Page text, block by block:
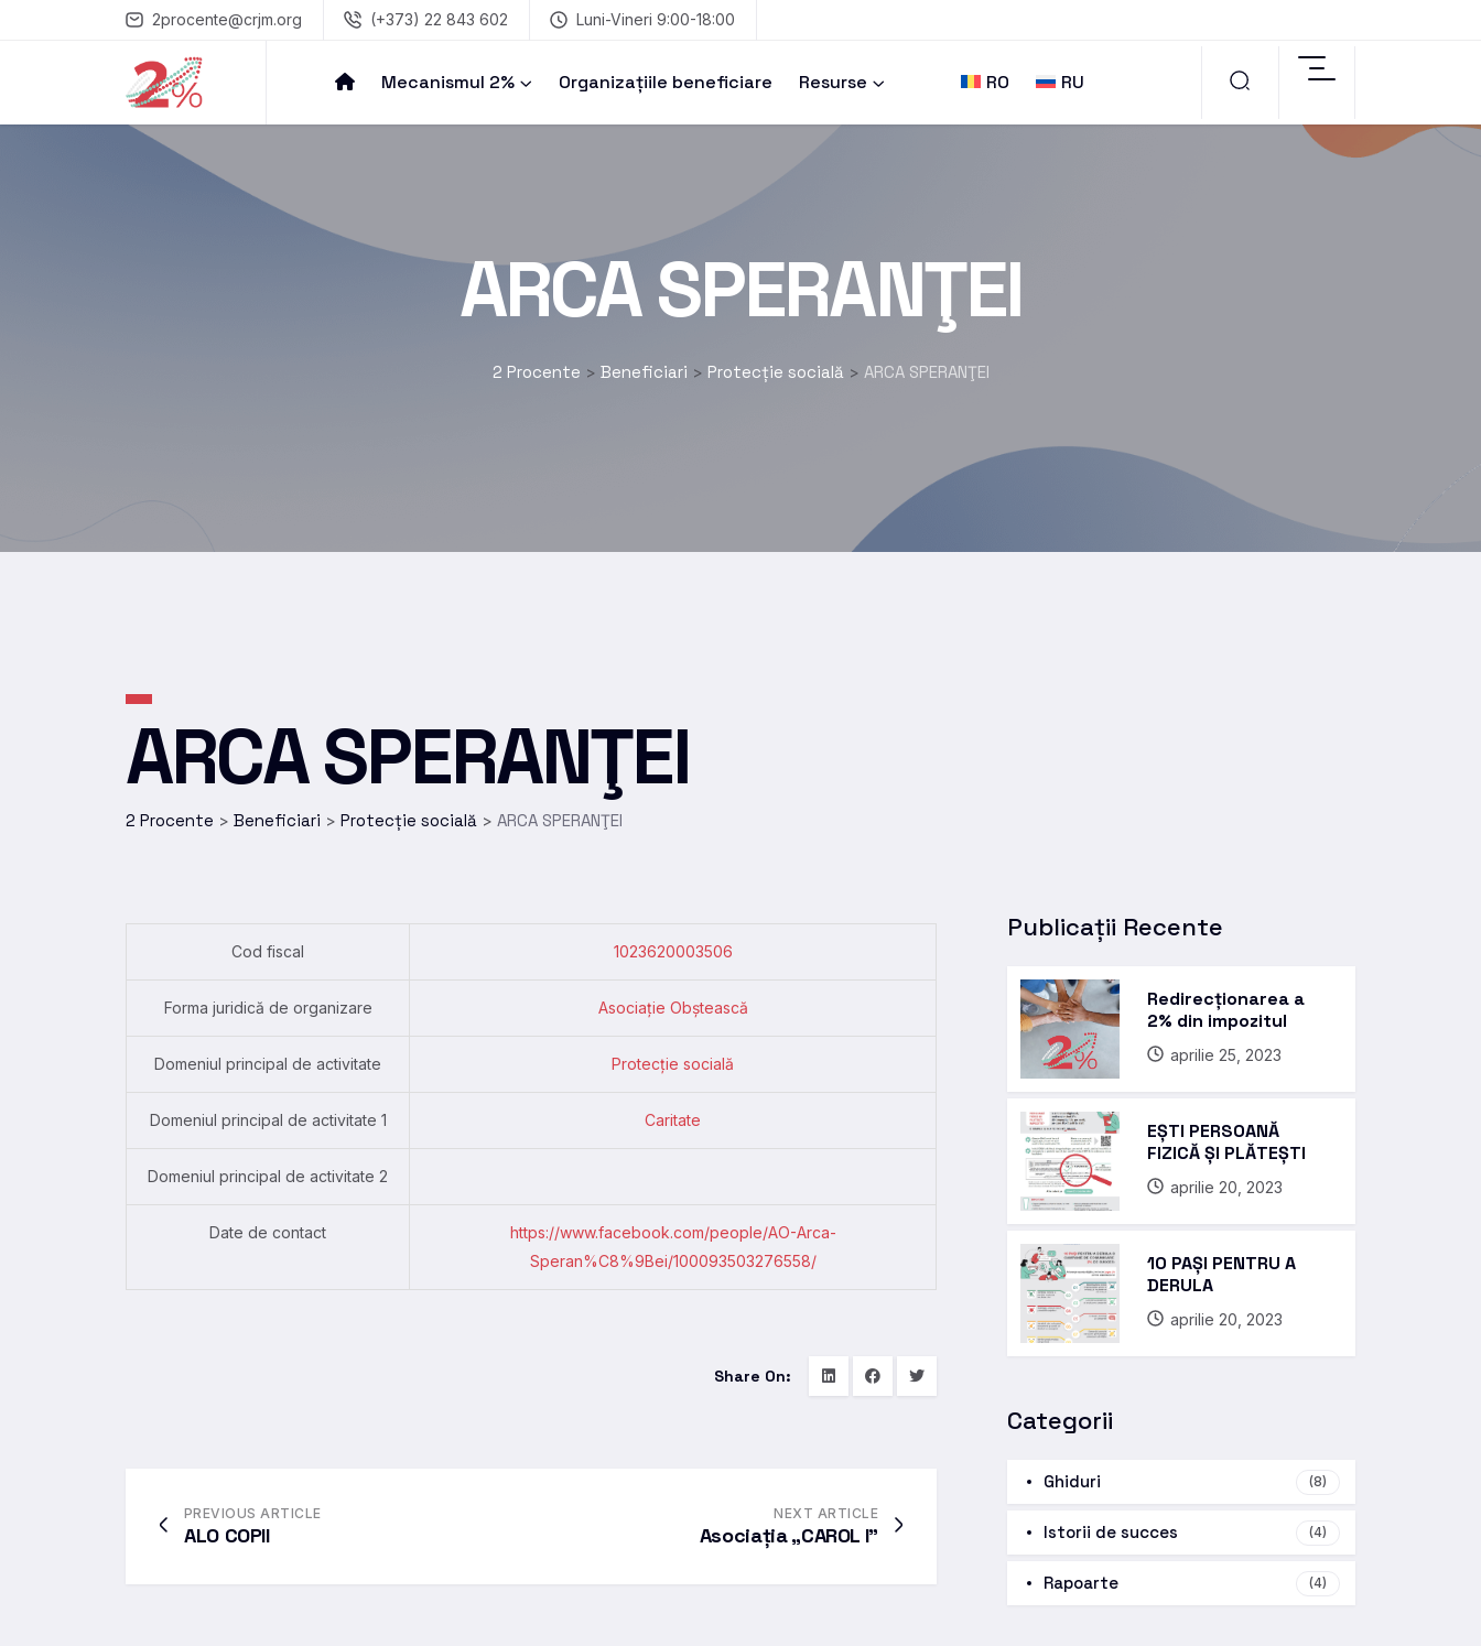
2procente@crjm.org (+373) 22 843 602 Luni-Vineri 9:00-18:00
Mecanismul 2% Organizațiile beneficiare Resurse RO RU
ARCA SPERANŢEI
2 Procente > Beneficiari > Protecție socială > ARCA SPERANŢEI
ARCA SPERANŢEI
2 Procente > Beneficiari > Protecție socială > ARCA SPERANŢEI
Cod fiscal 1023620003506
Forma juridică de organizare Asociație Obștească
Domeniul principal de activitate Protecție socială
Domeniul principal de activitate 1 Caritate
Domeniul principal de activitate 2
Date de contact
https://www.facebook.com/people/AO-Arca-
Speran%C8%9Bei/100093503276558/
Share On:
PREVIOUS ARTICLE
ALO COPII
NEXT ARTICLE
Asociația „CAROL I”
Publicații Recente
Redirecționarea a
2% din impozitul
aprilie 25, 2023
EȘTI PERSOANĂ
FIZICĂ ȘI PLĂTEȘTI
aprilie 20, 2023
10 PAȘI PENTRU A
DERULA
aprilie 20, 2023
Categorii
Ghiduri (8)
Istorii de succes (4)
Rapoarte (4)